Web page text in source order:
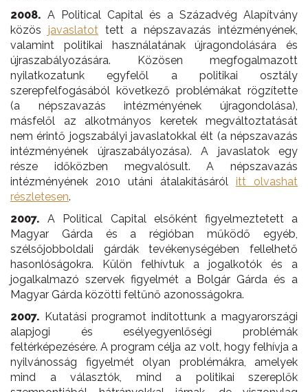
2008. A Political Capital és a Századvég Alapítvány
közös javaslatot tett a népszavazás intézményének,
valamint politikai használatának újragondolására és
újraszabályozására. Közösen megfogalmazott
nyilatkozatunk egyfelől a politikai osztály
szerepfelfogásából következő problémákat rögzítette
(a népszavazás intézményének újragondolása),
másfelől az alkotmányos keretek megváltoztatását
nem érintő jogszabályi javaslatokkal élt (a népszavazás
intézményének újraszabályozása). A javaslatok egy
része időközben megvalósult. A népszavazás
intézményének 2010 utáni átalakításáról itt olvashat
részletesen.
2007. A Political Capital elsőként figyelmeztetett a
Magyar Gárda és a régióban működő egyéb,
szélsőjobboldali gárdák tevékenységében fellelhető
hasonlóságokra. Külön felhívtuk a jogalkotók és a
jogalkalmazó szervek figyelmét a Bolgár Gárda és a
Magyar Gárda közötti feltűnő azonosságokra.
2007. Kutatási programot indítottunk a magyarországi
alapjogi és esélyegyenlőségi problémák
feltérképezésére. A program célja az volt, hogy felhívja a
nyilvánosság figyelmét olyan problémákra, amelyek
mind a választók, mind a politikai szereplők